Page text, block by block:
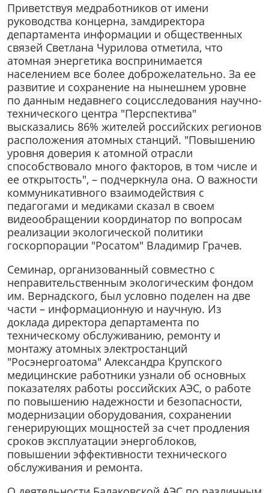
Приветствуя медработников от имени
руководства концерна, замдиректора
департамента информации и общественных
связей Светлана Чурилова отметила, что
атомная энергетика воспринимается
населением все более доброжелательно. За ее
развитие и сохранение на нынешнем уровне
по данным недавнего социсследования научно-
технического центра "Перспектива"
высказались 86% жителей российских регионов
расположения атомных станций. "Повышению
уровня доверия к атомной отрасли
способствовало много факторов, в том числе и
ее открытость", – подчеркнула она. О важности
коммуникативного взаимодействия с
педагогами и медиками сказал в своем
видеообращении координатор по вопросам
реализации экологической политики
госкорпорации "Росатом" Владимир Грачев.
Семинар, организованный совместно с
неправительственным экологическим фондом
им. Вернадского, был условно поделен на две
части – информационную и научную. Из
доклада директора департамента по
техническому обслуживанию, ремонту и
монтажу атомных электростанций
"Росэнергоатома" Александра Крупского
медицинские работники узнали об основных
показателях работы российских АЭС, о работе
по повышению надежности и безопасности,
модернизации оборудования, сохранении
генерирующих мощностей за счет продления
сроков эксплуатации энергоблоков,
повышении эффективности технического
обслуживания и ремонта.